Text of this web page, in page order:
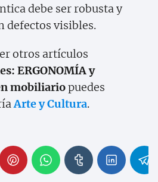
debe ser robusta y
defectos visibles.
otros artículos
ERGONOMÍA y
mobiliariopuedes
Arte y Cultura.